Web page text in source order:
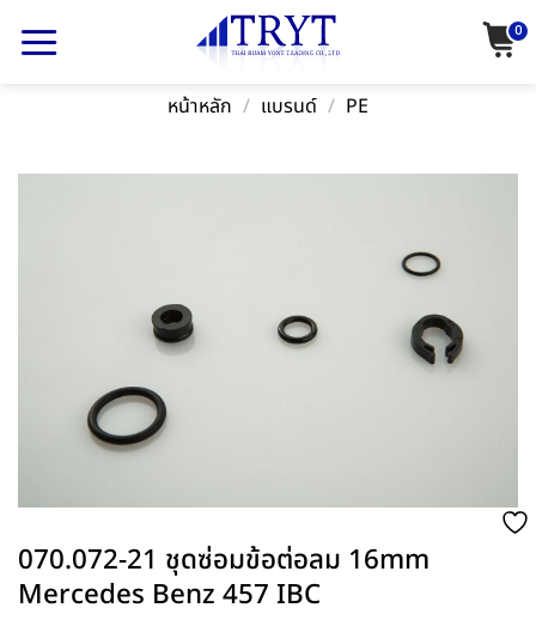
0
หน้าหลัก / แบรนด์ / PE
070.072-21 ชุดซ่อมข้อต่อลม 16mm
Mercedes Benz 457 IBC